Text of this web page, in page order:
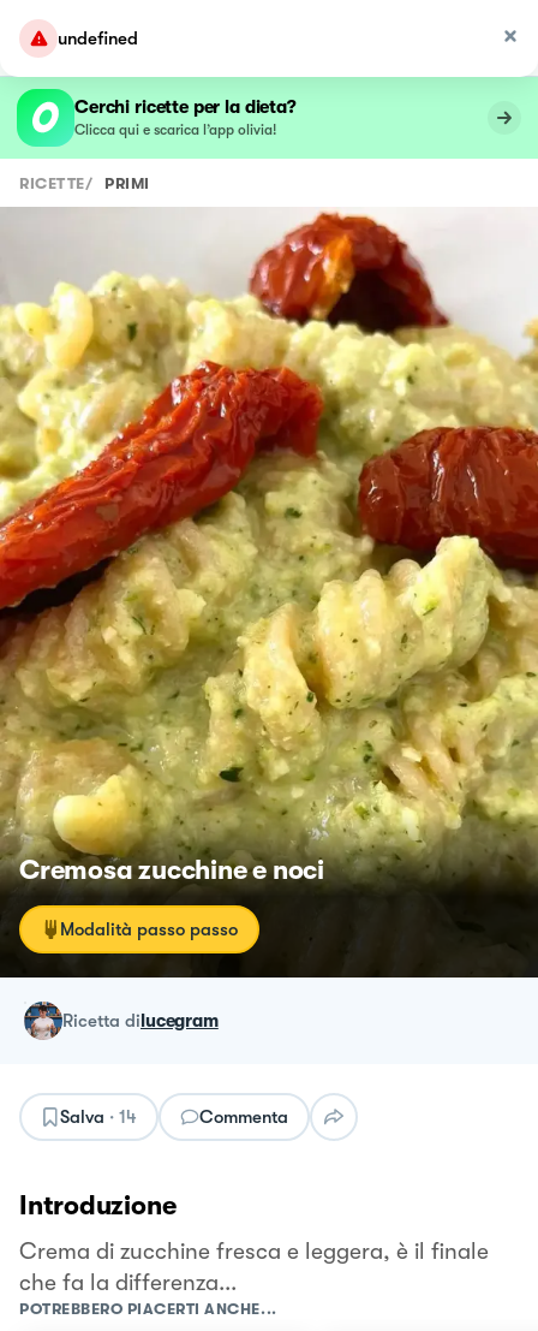
undefined
Cerchi ricette per la dieta?
Clicca qui e scarica l’app olivia!
RICETTE/ PRIMI
Cremosa zucchine e noci
Modalità passo passo
ricetta dilucegram
Salva · 14 Commenta
Introduzione
Crema di zucchine fresca e leggera, è il finale
che fa la differenza...
POTREBBERO PIACERTI ANCHE...